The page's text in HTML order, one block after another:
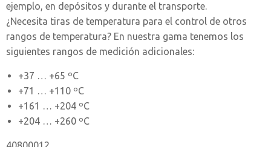
ejemplo, en depósitos y durante el transporte.
¿Necesita tiras de temperatura para el control de otros
rangos de temperatura? En nuestra gama tenemos los
siguientes rangos de medición adicionales:
+37 … +65 ºC
+71 … +110 ºC
+161 … +204 ºC
+204 … +260 ºC